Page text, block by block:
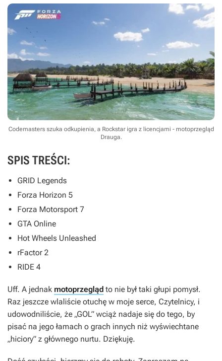
Codemasters szuka odkupienia, a Rockstar igra z licencjami - motoprzegląd
Drauga.
SPIS TREŚCI:
GRID Legends
Forza Horizon 5
Forza Motorsport 7
GTA Online
Hot Wheels Unleashed
rFactor 2
RIDE 4
Uff. A jednak motoprzegląd to nie był taki głupi pomysł.
Raz jeszcze wlaliście otuchę w moje serce, Czytelnicy, i
udowodniliście, że „GOL” wciąż nadaje się do tego, by
pisać na jego łamach o grach innych niż wyświechtane
„hiciory” z głównego nurtu. Dziękuję.